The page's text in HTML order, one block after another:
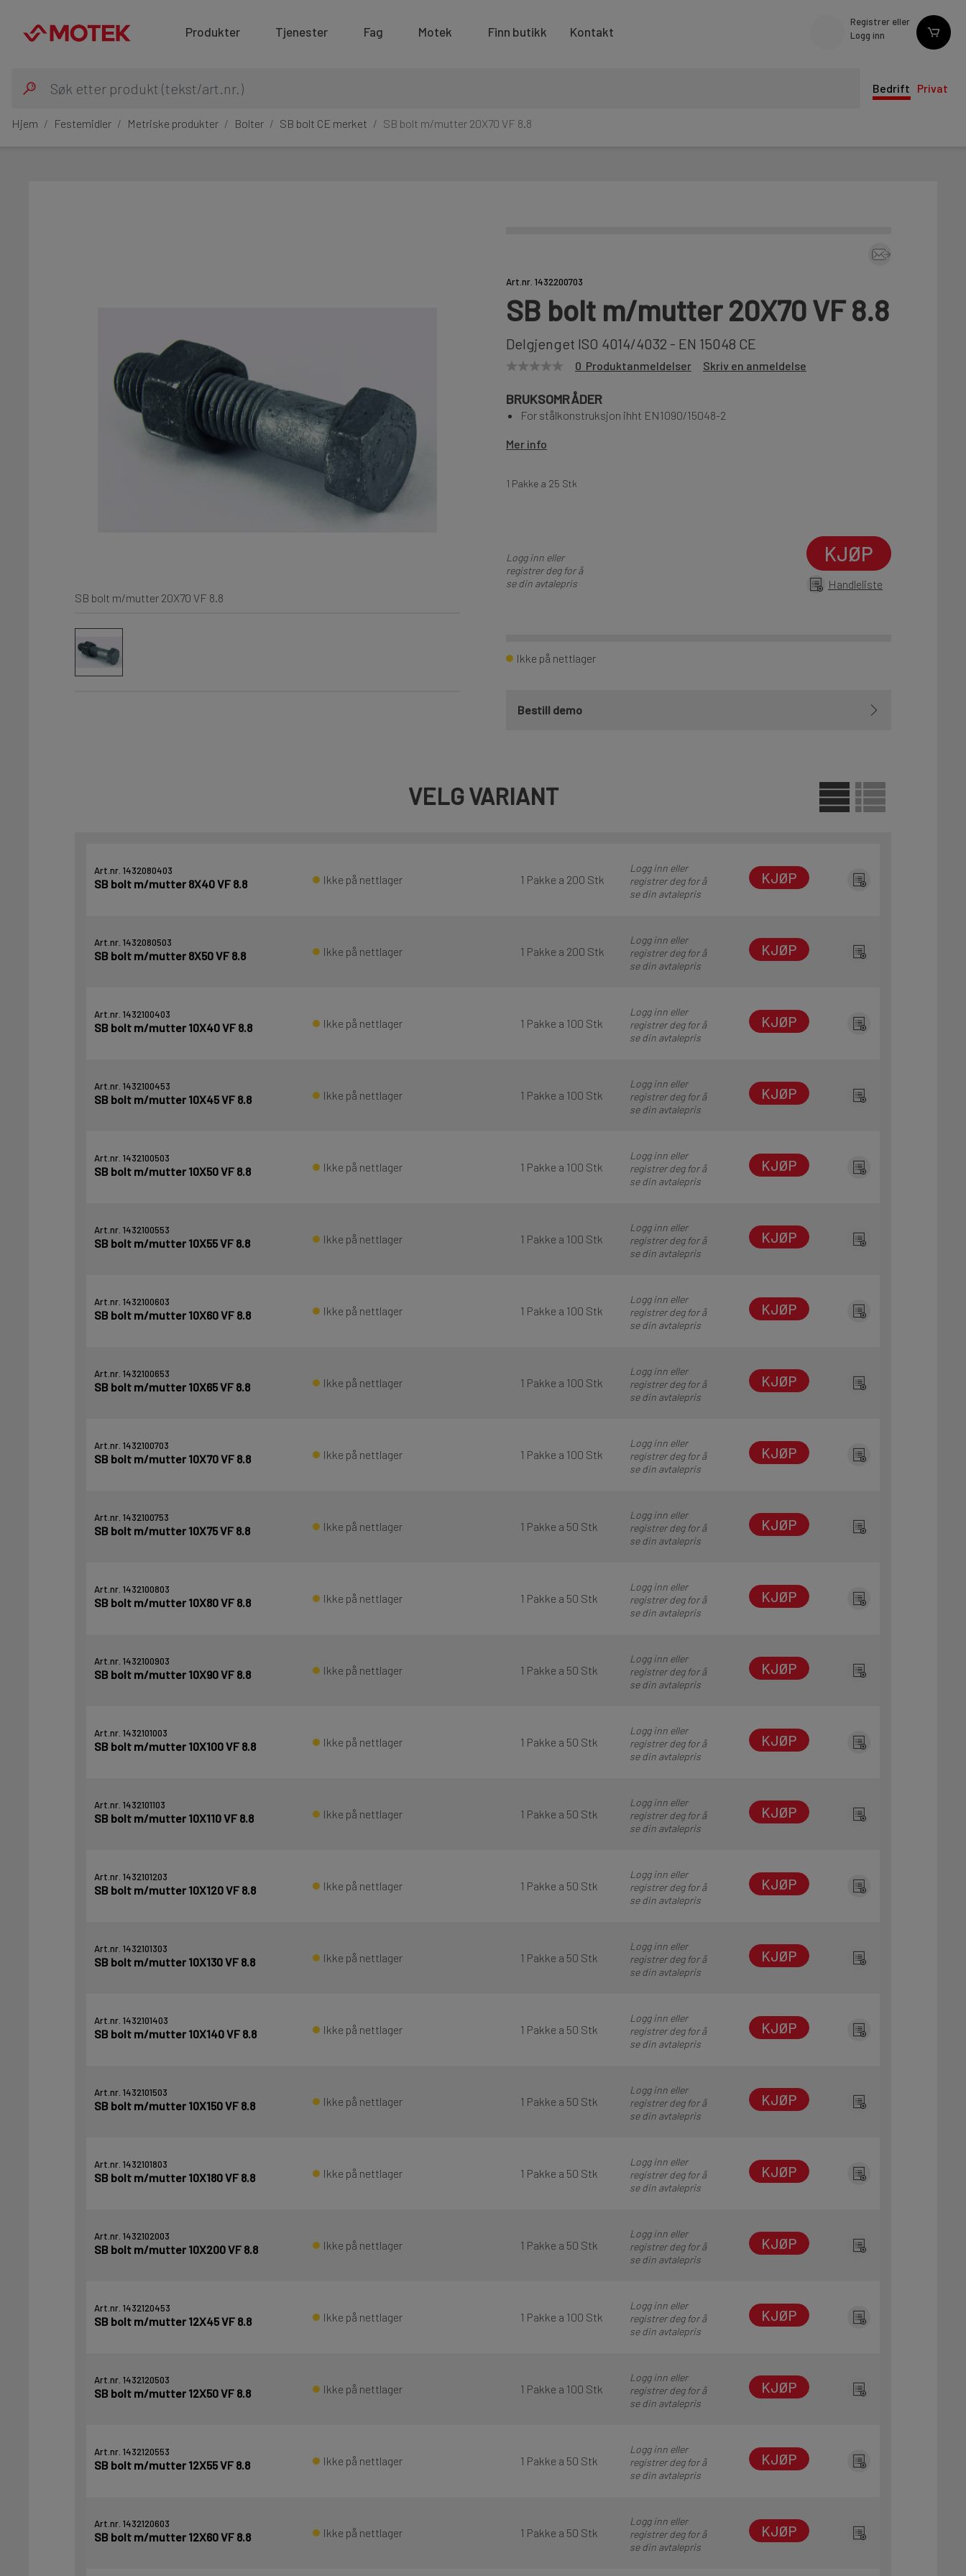
Produkter Tjenester Fag Motek Finn butikk Kontakt
Registrer eller
Logg inn
Bedrift Privat
Hjem Festemidler Metriske produkter Bolter SB bolt CE merket SB bolt m/mutter 20X70 VF 8.8
SB bolt m/mutter 20X70 VF 8.8
Art.nr. 1432200703
SB bolt m/mutter 20X70 VF 8.8
Delgjenget ISO 4014/4032 - EN 15048 CE
0 Produktanmeldelser Skriv en anmeldelse
BRUKSOMRÅDER
For stålkonstruksjon ihht EN1090/15048-2
Mer info
1 Pakke a 25 Stk
Logg inn eller
registrer deg for å
se din avtalepris
KJØP
Handleliste
Ikke på nettlager
Bestill demo
VELG VARIANT
Art.nr. 1432080403
SB bolt m/mutter 8X40 VF 8.8 Ikke på nettlager 1 Pakke a 200 Stk
Logg inn eller
registrer deg for å
se din avtalepris
KJØP
Art.nr. 1432080503
SB bolt m/mutter 8X50 VF 8.8 Ikke på nettlager 1 Pakke a 200 Stk
Logg inn eller
registrer deg for å
se din avtalepris
KJØP
Art.nr. 1432100403
SB bolt m/mutter 10X40 VF 8.8 Ikke på nettlager 1 Pakke a 100 Stk
Logg inn eller
registrer deg for å
se din avtalepris
KJØP
Art.nr. 1432100453
SB bolt m/mutter 10X45 VF 8.8 Ikke på nettlager 1 Pakke a 100 Stk
Logg inn eller
registrer deg for å
se din avtalepris
KJØP
Art.nr. 1432100503
SB bolt m/mutter 10X50 VF 8.8 Ikke på nettlager 1 Pakke a 100 Stk
Logg inn eller
registrer deg for å
se din avtalepris
KJØP
Art.nr. 1432100553
SB bolt m/mutter 10X55 VF 8.8 Ikke på nettlager 1 Pakke a 100 Stk
Logg inn eller
registrer deg for å
se din avtalepris
KJØP
Art.nr. 1432100603
SB bolt m/mutter 10X60 VF 8.8 Ikke på nettlager 1 Pakke a 100 Stk
Logg inn eller
registrer deg for å
se din avtalepris
KJØP
Art.nr. 1432100653
SB bolt m/mutter 10X65 VF 8.8 Ikke på nettlager 1 Pakke a 100 Stk
Logg inn eller
registrer deg for å
se din avtalepris
KJØP
Art.nr. 1432100703
SB bolt m/mutter 10X70 VF 8.8 Ikke på nettlager 1 Pakke a 100 Stk
Logg inn eller
registrer deg for å
se din avtalepris
KJØP
Art.nr. 1432100753
SB bolt m/mutter 10X75 VF 8.8 Ikke på nettlager 1 Pakke a 50 Stk
Logg inn eller
registrer deg for å
se din avtalepris
KJØP
Art.nr. 1432100803
SB bolt m/mutter 10X80 VF 8.8 Ikke på nettlager 1 Pakke a 50 Stk
Logg inn eller
registrer deg for å
se din avtalepris
KJØP
Art.nr. 1432100903
SB bolt m/mutter 10X90 VF 8.8 Ikke på nettlager 1 Pakke a 50 Stk
Logg inn eller
registrer deg for å
se din avtalepris
KJØP
Art.nr. 1432101003
SB bolt m/mutter 10X100 VF 8.8 Ikke på nettlager 1 Pakke a 50 Stk
Logg inn eller
registrer deg for å
se din avtalepris
KJØP
Art.nr. 1432101103
SB bolt m/mutter 10X110 VF 8.8 Ikke på nettlager 1 Pakke a 50 Stk
Logg inn eller
registrer deg for å
se din avtalepris
KJØP
Art.nr. 1432101203
SB bolt m/mutter 10X120 VF 8.8 Ikke på nettlager 1 Pakke a 50 Stk
Logg inn eller
registrer deg for å
se din avtalepris
KJØP
Art.nr. 1432101303
SB bolt m/mutter 10X130 VF 8.8 Ikke på nettlager 1 Pakke a 50 Stk
Logg inn eller
registrer deg for å
se din avtalepris
KJØP
Art.nr. 1432101403
SB bolt m/mutter 10X140 VF 8.8 Ikke på nettlager 1 Pakke a 50 Stk
Logg inn eller
registrer deg for å
se din avtalepris
KJØP
Art.nr. 1432101503
SB bolt m/mutter 10X150 VF 8.8 Ikke på nettlager 1 Pakke a 50 Stk
Logg inn eller
registrer deg for å
se din avtalepris
KJØP
Art.nr. 1432101803
SB bolt m/mutter 10X180 VF 8.8 Ikke på nettlager 1 Pakke a 50 Stk
Logg inn eller
registrer deg for å
se din avtalepris
KJØP
Art.nr. 1432102003
SB bolt m/mutter 10X200 VF 8.8 Ikke på nettlager 1 Pakke a 50 Stk
Logg inn eller
registrer deg for å
se din avtalepris
KJØP
Art.nr. 1432120453
SB bolt m/mutter 12X45 VF 8.8 Ikke på nettlager 1 Pakke a 100 Stk
Logg inn eller
registrer deg for å
se din avtalepris
KJØP
Art.nr. 1432120503
SB bolt m/mutter 12X50 VF 8.8 Ikke på nettlager 1 Pakke a 100 Stk
Logg inn eller
registrer deg for å
se din avtalepris
KJØP
Art.nr. 1432120553
SB bolt m/mutter 12X55 VF 8.8 Ikke på nettlager 1 Pakke a 50 Stk
Logg inn eller
registrer deg for å
se din avtalepris
KJØP
Art.nr. 1432120603
SB bolt m/mutter 12X60 VF 8.8 Ikke på nettlager 1 Pakke a 50 Stk
Logg inn eller
registrer deg for å
se din avtalepris
KJØP